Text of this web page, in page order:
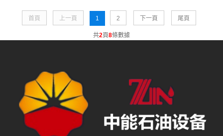
首頁 上一頁 1 2 下一頁 尾頁
共2頁8條數據